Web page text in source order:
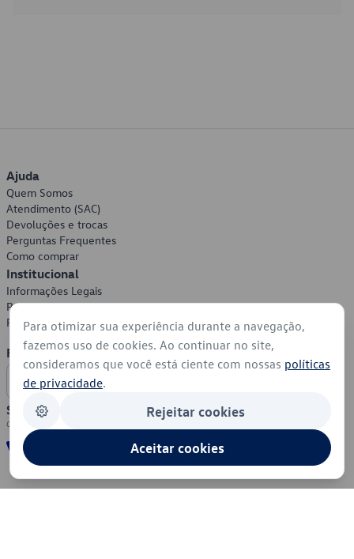
Ajuda
Quem Somos
Atendimento (SAC)
Devoluções e trocas
Perguntas Frequentes
Como comprar
Institucional
Informações Legais
Política de Privacidade
Política de Cookies
Formas de Pagamento
Segurança
Para otimizar sua experiência durante a navegação,
fazemos uso de cookies. Ao continuar no site,
consideramos que você está ciente com nossas políticas
de privacidade.
Rejeitar cookies
Aceitar cookies